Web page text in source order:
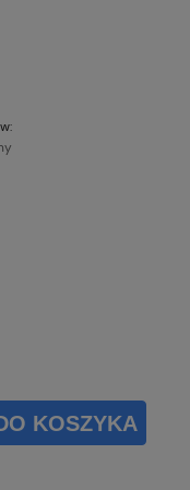
płatności
KOSZYKA